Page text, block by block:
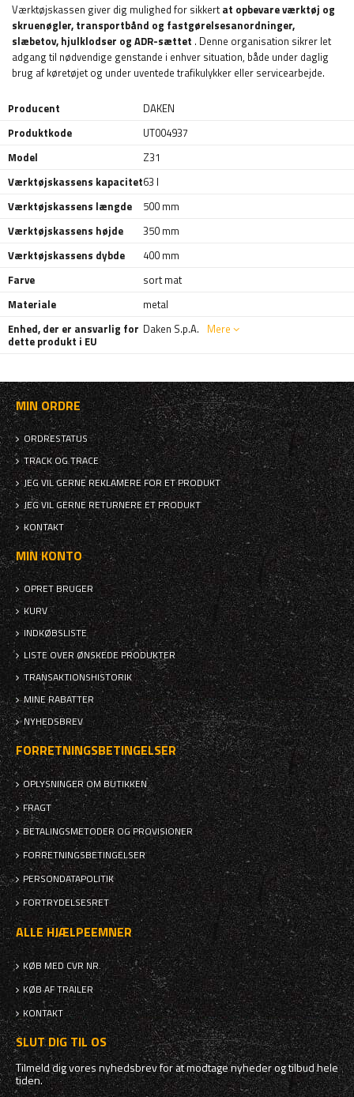
Værktøjskassen giver dig mulighed for sikkertat opbevare værktøj og
skruenøgler, transportbånd og fastgørelsesanordninger,
slæbetov, hjulklodser og ADR-sættet . Denne organisation sikrer let
adgang til nødvendige genstande i enhver situation, både under daglig
brug af køretøjet og under uventede trafikulykker eller servicearbejde.
Producent
DAKEN
Produktkode
UT004937
Model
Z31
Værktøjskassens kapacitet63 l
Værktøjskassens længde
500 mm
Værktøjskassens højde
350 mm
Værktøjskassens dybde
400 mm
Farve
sort mat
Materiale
metal
Enhed, der er ansvarlig for
dette produkt i EU
Daken S.p.A. Mere
MIN ORDRE
ORDRESTATUS
TRACK OG TRACE
JEG VIL GERNE REKLAMERE FOR ET PRODUKT
JEG VIL GERNE RETURNERE ET PRODUKT
KONTAKT
MIN KONTO
OPRET BRUGER
KURV
INDKØBSLISTE
LISTE OVER ØNSKEDE PRODUKTER
TRANSAKTIONSHISTORIK
MINE RABATTER
NYHEDSBREV
FORRETNINGSBETINGELSER
OPLYSNINGER OM BUTIKKEN
FRAGT
BETALINGSMETODER OG PROVISIONER
FORRETNINGSBETINGELSER
PERSONDATAPOLITIK
FORTRYDELSESRET
ALLE HJÆLPEEMNER
KØB MED CVR NR.
KØB AF TRAILER
KONTAKT
SLUT DIG TIL OS
Tilmeld dig vores nyhedsbrev for at modtage nyheder og tilbud hele
tiden.